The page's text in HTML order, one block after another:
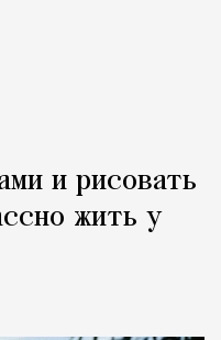
и рисовать
жить у